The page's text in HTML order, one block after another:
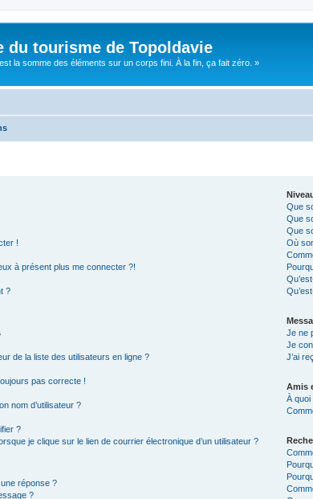
du tourisme de Topoldavie
la somme des éléments sur un corps fini. À la fin, ça fait zéro. »
!
à présent plus me connecter ?!
?
de la liste des utilisateurs en ligne ?
pas correcte !
nom d’utilisateur ?
?
je clique sur le lien de courrier électronique d’un utilisateur ?
réponse ?
?
Que
Que
Que
Où
Je ne
Je
J’ai
Amis
À quoi